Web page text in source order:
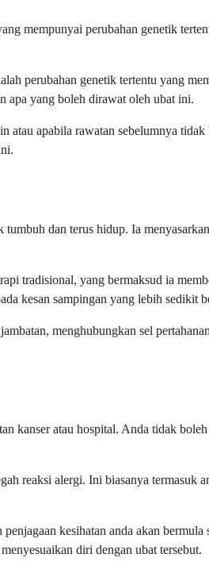
mempunyai perubahan genetik
perubahan genetik tertentu yang
apa yang boleh dirawat oleh ubat ini.
apabila rawatan sebelumnya
dan terus hidup. Ia
tradisional, yang bermaksud ia
kesan sampingan yang lebih sedikit
menghubungkan sel
kanser atau hospital. Anda tidak
reaksi alergi. Ini biasanya
kesihatan anda akan
diri dengan ubat tersebut.